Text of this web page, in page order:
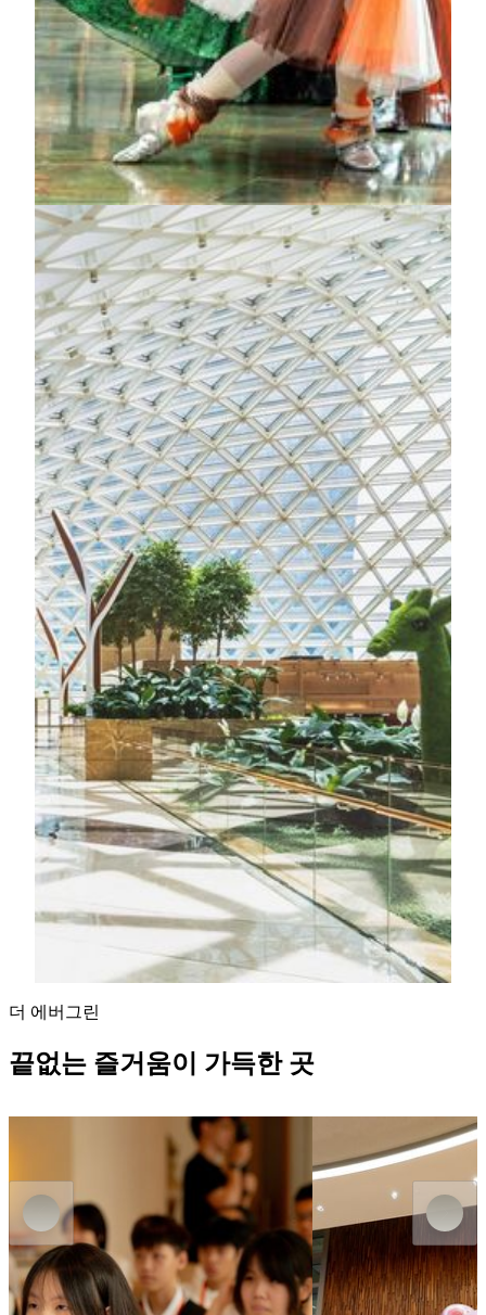
unfolds, transforming the entire space into an enchanted
fairytale forest. Look up and you’ll see adorable polka-
dotted ladybugs, the luminous guardians of luck, flying
through the air and joining the vibrant fair. Towards the
finale, mysterious fairies arise from deep within the forest,
bringing the festivities to their peak. As for where they are
hiding, come and discover it for yourself!
더 알아보기
최고의 엔터테인먼트
월드클래스 어메니티
The Grande Praça
MGM MACAU의 중심에 자리한 [Grande Praça]는 유럽
고전풍의 세련된 디자인과 마카오의 포르투갈 문화유
산이 어우러져, 이곳만의 품격 있는 분위기를 선사합니
다. 또한 [Grande Praça]는 미식과 엔터테인먼트, 연회와
컨퍼런스, 쇼핑, 그리고 포브스 파이브스타를 수상한 럭
셔리 리조트를 비롯한 MGM MACAU의 대표 시설들을
하나로 연결하는 센트럴 스퀘어 입니다.
더 알아보기
The Spectacle
The Spectacle은 세계 최대 규모의 '세계 최대 규모의 자
유 지지(자립식) 그리드셀 유리 지붕'으로 기네스 세계
기록을 보유하고 있으며, 마카오 최초로 건축과 구조 양
부문에서 수상하는 쾌거를 이루었습니다. 이 아름다운
아트리움은 MGM COTAI의 중심부로, 호텔 로비와 리
테일, 다이닝 공간을 직접적으로 연결하며 멀티센서리
경험을 선사합니다. Nature’s Art는 10만 그루 이상의 식
물들이 조화를 이루는 실내 정원으로 지속 가능성을 고
려해 세심하게 설계된 공간입니다. 자연과 기술이 어우
러져 생동감 넘치고 몰입감 있는 분위기를 만들어 냅니
다.
더 에버그린
끝없는 즐거움이 가득한 곳